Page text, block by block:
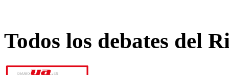
Todos los debates del